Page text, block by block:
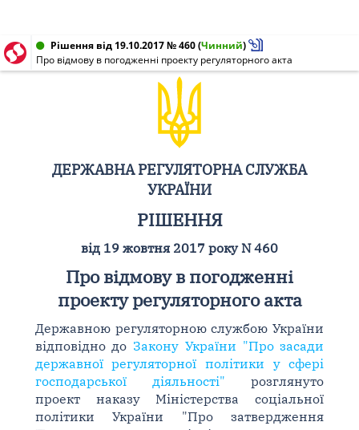
Рішення від 19.10.2017 № 460(Чинний)
Про відмову в погодженні проекту регуляторного акта
ДЕРЖАВНА РЕГУЛЯТОРНА СЛУЖБА
УКРАЇНИ
РІШЕННЯ
від 19 жовтня 2017 року N 460
Про відмову в погодженні
проекту регуляторного акта
Державною регуляторною службою України
відповідно до Закону України "Про засади
державної регуляторної політики у сфері
господарської діяльності" розглянуто
проект наказу Міністерства соціальної
політики України "Про затвердження